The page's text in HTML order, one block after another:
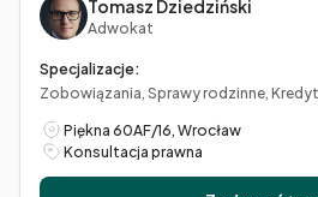
Tomasz Dziedziński
Adwokat
Specjalizacje:
Zobowiązania, Sprawy rodzinne,
Piękna 60AF/16, Wrocław
Konsultacja prawna